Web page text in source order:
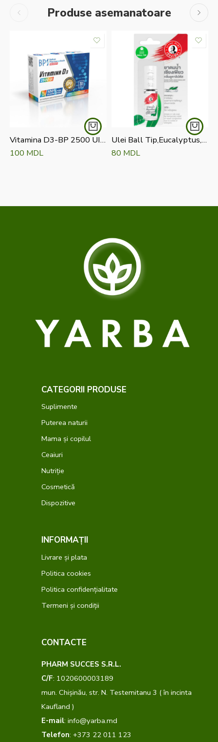
Produse asemanatoare
Vitamina D3-BP 2500 UI caps. moi, N30, Balkan Pharm
100 MDL
Ulei Ball Tip,Eucalyptus,Siang Pure 3ml
80 MDL
CATEGORII PRODUSE
Suplimente
Puterea naturii
Mama și copilul
Ceaiuri
Nutriție
Cosmetică
Dispozitive
INFORMAȚII
Livrare și plata
Politica cookies
Politica confidențialitate
Termeni și condiții
CONTACTE
PHARM SUCCES S.R.L.
C/F: 1020600003189
mun. Chișinău, str. N. Testemitanu 3 ( în incinta
Kaufland )
E-mail: info@yarba.md
Telefon: +373 22 011 123